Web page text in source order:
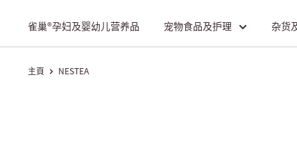
雀巢®孕妇及婴幼儿营养品 宠物食品及护理 杂货
主頁 NESTEA